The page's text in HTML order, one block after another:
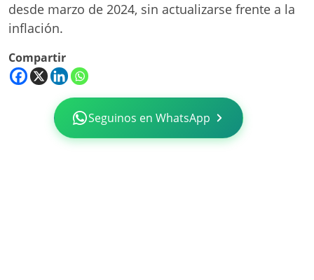
desde marzo de 2024, sin actualizarse frente a la
inflación.
Compartir
Seguinos en WhatsApp